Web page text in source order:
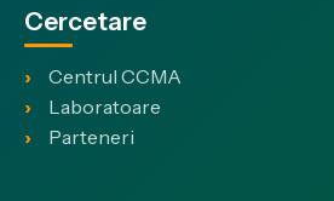
Cercetare
Centrul CCMA
Laboratoare
Parteneri